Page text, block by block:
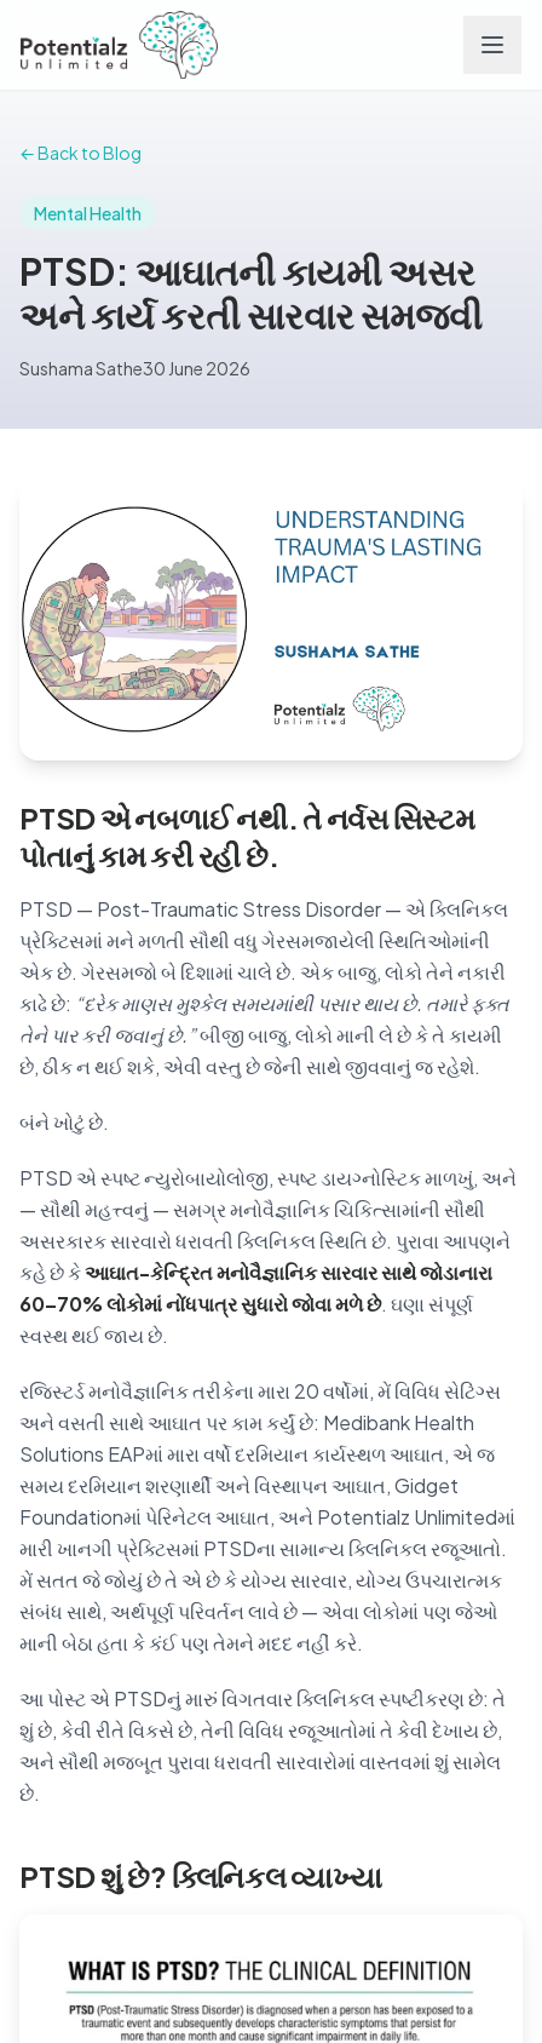
Careers
Blog
🇦🇺 English
📞 0410 261 838
← Back to Blog
Mental Health
PTSD: આઘાતની કાયમી અસર
અને કાર્ય કરતી સારવાર સમજવી
Sushama Sathe30 June 2026
PTSD એ નબળાઈ નથી. તે નર્વસ સિસ્ટમ
પોતાનું કામ કરી રહી છે.
PTSD — Post-Traumatic Stress Disorder — એ ક્લિનિકલ
પ્રેક્ટિસમાં મને મળતી સૌથી વધુ ગેરસમજાયેલી સ્થિતિઓમાંની
એક છે. ગેરસમજો બે દિશામાં ચાલે છે. એક બાજુ, લોકો તેને નકારી
કાઢે છે: “દરેક માણસ મુશ્કેલ સમયમાંથી પસાર થાય છે. તમારે ફક્ત
તેને પાર કરી જવાનું છે.”બીજી બાજુ, લોકો માની લે છે કે તે કાયમી
છે, ઠીક ન થઈ શકે, એવી વસ્તુ છે જેની સાથે જીવવાનું જ રહેશે.
બંને ખોટું છે.
PTSD એ સ્પષ્ટ ન્યુરોબાયોલોજી, સ્પષ્ટ ડાયગ્નોસ્ટિક માળખું, અને
— સૌથી મહત્ત્વનું — સમગ્ર મનોવૈજ્ઞાનિક ચિકિત્સામાંની સૌથી
અસરકારક સારવારો ધરાવતી ક્લિનિકલ સ્થિતિ છે. પુરાવા આપણને
કહે છે કેઆઘાત-કેન્દ્રિત મનોવૈજ્ઞાનિક સારવાર સાથે જોડાનારા
60–70% લોકોમાં નોંધપાત્ર સુધારો જોવા મળે છે. ઘણા સંપૂર્ણ
સ્વસ્થ થઈ જાય છે.
રજિસ્ટર્ડ મનોવૈજ્ઞાનિક તરીકેના મારા 20 વર્ષોમાં, મેં વિવિધ સેટિંગ્સ
અને વસતી સાથે આઘાત પર કામ કર્યું છે: Medibank Health
Solutions EAPમાં મારા વર્ષો દરમિયાન કાર્યસ્થળ આઘાત, એ જ
સમય દરમિયાન શરણાર્થી અને વિસ્થાપન આઘાત, Gidget
Foundationમાં પેરિનેટલ આઘાત, અને Potentialz Unlimitedમાં
મારી ખાનગી પ્રેક્ટિસમાં PTSDના સામાન્ય ક્લિનિકલ રજૂઆતો.
મેં સતત જે જોયું છે તે એ છે કે યોગ્ય સારવાર, યોગ્ય ઉપચારાત્મક
સંબંધ સાથે, અર્થપૂર્ણ પરિવર્તન લાવે છે — એવા લોકોમાં પણ જેઓ
માની બેઠા હતા કે કંઈ પણ તેમને મદદ નહીં કરે.
આ પોસ્ટ એ PTSDનું મારું વિગતવાર ક્લિનિકલ સ્પષ્ટીકરણ છે: તે
શું છે, કેવી રીતે વિકસે છે, તેની વિવિધ રજૂઆતોમાં તે કેવી દેખાય છે,
અને સૌથી મજબૂત પુરાવા ધરાવતી સારવારોમાં વાસ્તવમાં શું સામેલ
છે.
PTSD શું છે? ક્લિનિકલ વ્યાખ્યા